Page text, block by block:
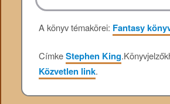
A könyv témakörei: Fantasy
CímkeStephen King.
Közvetlen link.